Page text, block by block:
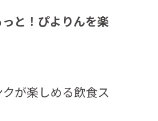
と！ぴよりんを楽
が楽しめる飲食ス